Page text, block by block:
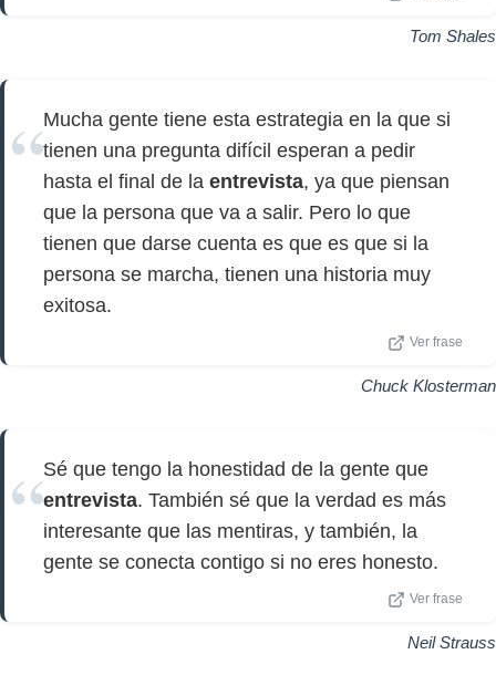
Tom Shales
Mucha gente tiene esta estrategia en la que si
tienen una pregunta difícil esperan a pedir
hasta el final de la entrevista, ya que piensan
que la persona que va a salir. Pero lo que
tienen que darse cuenta es que es que si la
persona se marcha, tienen una historia muy
exitosa.
Ver frase
Chuck Klosterman
Sé que tengo la honestidad de la gente que
entrevista. También sé que la verdad es más
interesante que las mentiras, y también, la
gente se conecta contigo si no eres honesto.
Ver frase
Neil Strauss